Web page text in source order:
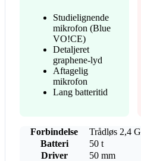
Studielignende
mikrofon (Blue
VO!CE)
Detaljeret
graphene-lyd
Aftagelig
mikrofon
Lang batteritid
Forbindelse
Trådløs 2,4
Batteri
50 t
Driver
50 mm